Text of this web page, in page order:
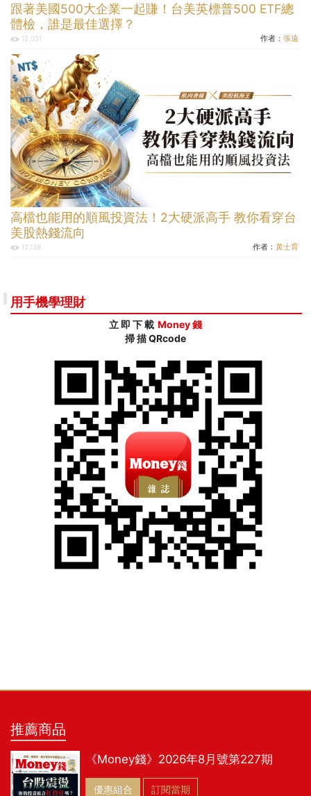
跟著美國500大企業一起賺！台美英標普500 ETF總
體檢，誰是最佳選擇？
12,031 作者： 張遠
高檔也能用的順風投資法！2大硬派高手 教你看穿台
美股熱錢流向
12,138 作者： 黃士育
用手機學理財
立 即 下 載 Money 錢
掃 描 QRcode
推薦商品
《Money錢》2026年8月號第227期
優惠組合 訂閱當期